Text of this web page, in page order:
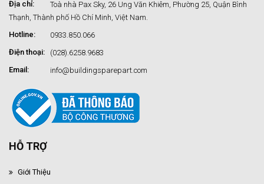
Địa chỉ:
Toà nhà Pax Sky, 26 Ung Văn Khiêm, Phường 25, Quận Bình
Thạnh, Thành phố Hồ Chí Minh, Việt Nam.
Hotline:
0933.850.066
Điện thoại:
(028).6258.9683
Email:
info@buildingsparepart.com
HỖ TRỢ
Giới Thiệu